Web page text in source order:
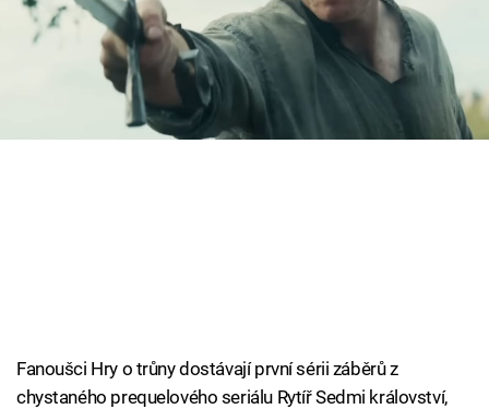
Cool Esport
TV Program
Fanoušci Hry o trůny dostávají první sérii záběrů z
chystaného prequelového seriálu Rytíř Sedmi království,